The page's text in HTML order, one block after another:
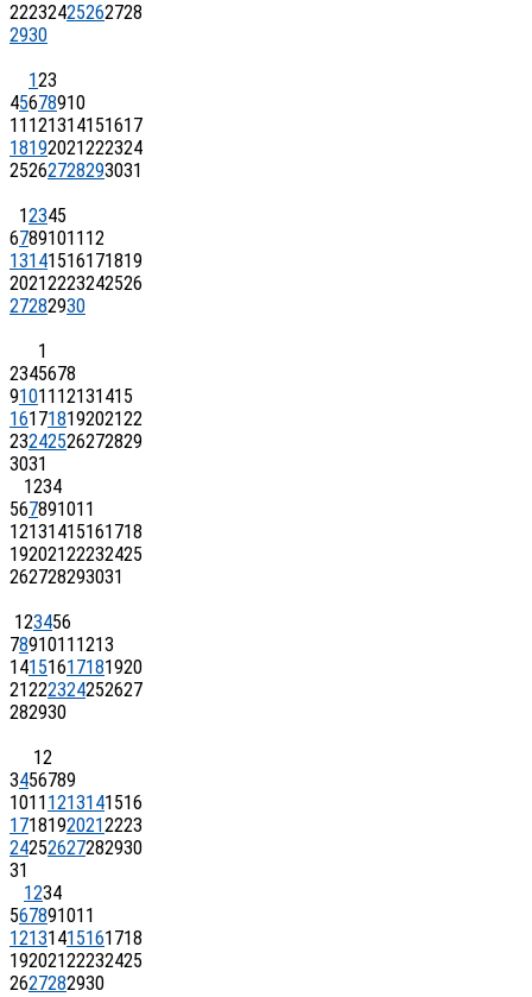
22232425262728
2930
123
45678910
11121314151617
18192021222324
25262728293031
12345
6789101112
13141516171819
20212223242526
27282930
1
2345678
9101112131415
16171819202122
23242526272829
3031
1234
567891011
12131415161718
19202122232425
262728293031
123456
78910111213
14151617181920
21222324252627
282930
12
3456789
10111213141516
17181920212223
24252627282930
31
1234
567891011
12131415161718
19202122232425
2627282930